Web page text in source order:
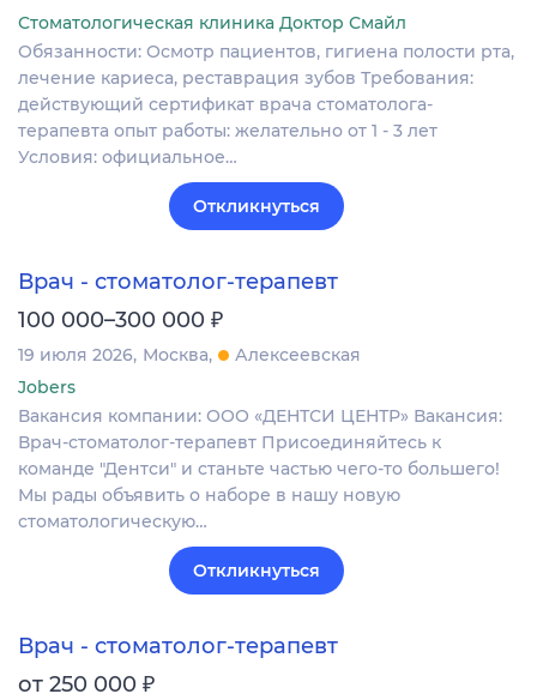
Стоматологическая клиника Доктор Смайл
Обязанности: Осмотр пациентов, гигиена полости рта,
лечение кариеса, реставрация зубов Требования:
действующий сертификат врача стоматолога-
терапевта опыт работы: желательно от 1 - 3 лет
Условия: официальное…
Откликнуться
Врач - стоматолог-терапевт
100 000–300 000 ₽
19 июля 2026 Москва
Алексеевская
Jobers
Вакансия компании: ООО «ДЕНТСИ ЦЕНТР» Вакансия:
Врач-стоматолог-терапевт Присоединяйтесь к
команде "Дентси" и станьте частью чего-то большего!
Мы рады объявить о наборе в нашу новую
стоматологическую…
Откликнуться
Врач - стоматолог-терапевт
от 250 000 ₽